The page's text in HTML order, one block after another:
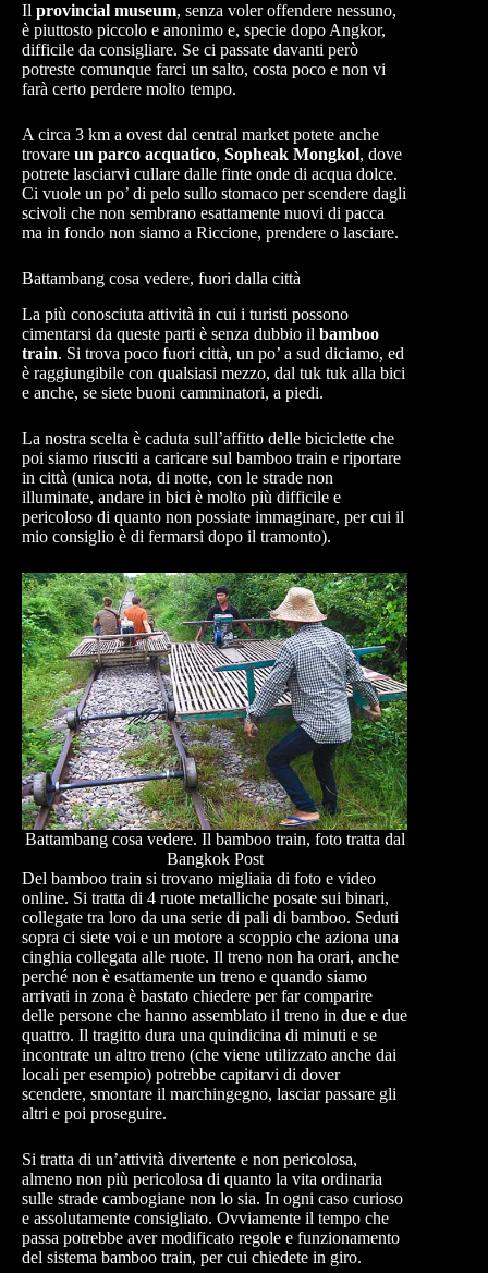
Il provincial museum, senza voler offendere nessuno,
è piuttosto piccolo e anonimo e, specie dopo Angkor,
difficile da consigliare. Se ci passate davanti però
potreste comunque farci un salto, costa poco e non vi
farà certo perdere molto tempo.
A circa 3 km a ovest dal central market potete anche
trovare un parco acquatico, Sopheak Mongkol, dove
potrete lasciarvi cullare dalle finte onde di acqua dolce.
Ci vuole un po’ di pelo sullo stomaco per scendere dagli
scivoli che non sembrano esattamente nuovi di pacca
ma in fondo non siamo a Riccione, prendere o lasciare.
Battambang cosa vedere, fuori dalla città
La più conosciuta attività in cui i turisti possono
cimentarsi da queste parti è senza dubbio il bamboo
train. Si trova poco fuori città, un po’ a sud diciamo, ed
è raggiungibile con qualsiasi mezzo, dal tuk tuk alla bici
e anche, se siete buoni camminatori, a piedi.
La nostra scelta è caduta sull’affitto delle biciclette che
poi siamo riusciti a caricare sul bamboo train e riportare
in città (unica nota, di notte, con le strade non
illuminate, andare in bici è molto più difficile e
pericoloso di quanto non possiate immaginare, per cui il
mio consiglio è di fermarsi dopo il tramonto).
Battambang cosa vedere. Il bamboo train, foto tratta dal
Bangkok Post
Del bamboo train si trovano migliaia di foto e video
online. Si tratta di 4 ruote metalliche posate sui binari,
collegate tra loro da una serie di pali di bamboo. Seduti
sopra ci siete voi e un motore a scoppio che aziona una
cinghia collegata alle ruote. Il treno non ha orari, anche
perché non è esattamente un treno e quando siamo
arrivati in zona è bastato chiedere per far comparire
delle persone che hanno assemblato il treno in due e due
quattro. Il tragitto dura una quindicina di minuti e se
incontrate un altro treno (che viene utilizzato anche dai
locali per esempio) potrebbe capitarvi di dover
scendere, smontare il marchingegno, lasciar passare gli
altri e poi proseguire.
Si tratta di un’attività divertente e non pericolosa,
almeno non più pericolosa di quanto la vita ordinaria
sulle strade cambogiane non lo sia. In ogni caso curioso
e assolutamente consigliato. Ovviamente il tempo che
passa potrebbe aver modificato regole e funzionamento
del sistema bamboo train, per cui chiedete in giro.